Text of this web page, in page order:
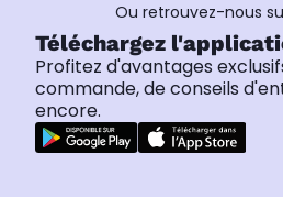
Ou retrouvez-nous
Téléchargez
Profitez d'avantages
commande, de conseils
encore.